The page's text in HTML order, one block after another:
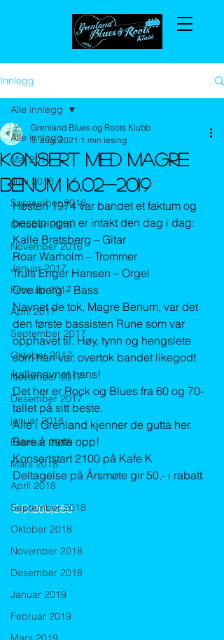
Innlegg
Alle innlegg
Mai 2016
Juni 2016
September 2016
Oktober 2016
November 2016
Januar 2017
Februar 2017
April 2017
September 2017
Oktober 2017
November 2017
Desember 2017
januar 2018
Februar 2018
Mars 2018
April 2018
September 2018
Oktober 2018
November 2018
Desember 2018
Januar 2019
Februar 2019
Alle innlegg
Konsert med Magre
Benum 16.02-2019
Grenland Blues og Roots Klubb
3. aug. 2021 1 min lesing
Høsten 1974 var bandet et faktum og
besetningen er intakt den dag i dag:
Kalle Bratsberg – Gitar
Roar Warholm – Trommer
Truls Enger Hansen – Orgel
Ove Iberg – Bass
Navnet de tok, Magre Benum, var det
den første bassisten Rune som var
opphavet til. Høy, tynn og hengslete
som han var, overtok bandet likegodt
kallenavnet hans!
Det her er Rock og Blues fra 60 og 70-
tallet på sitt beste.
Alle i Grenland kjenner de gutta her.
Bare å møte opp!
Konsertstart 2100 på Kafe K
Deltagelse på Årsmøte gir 50,- i rabatt.
CC:200/250